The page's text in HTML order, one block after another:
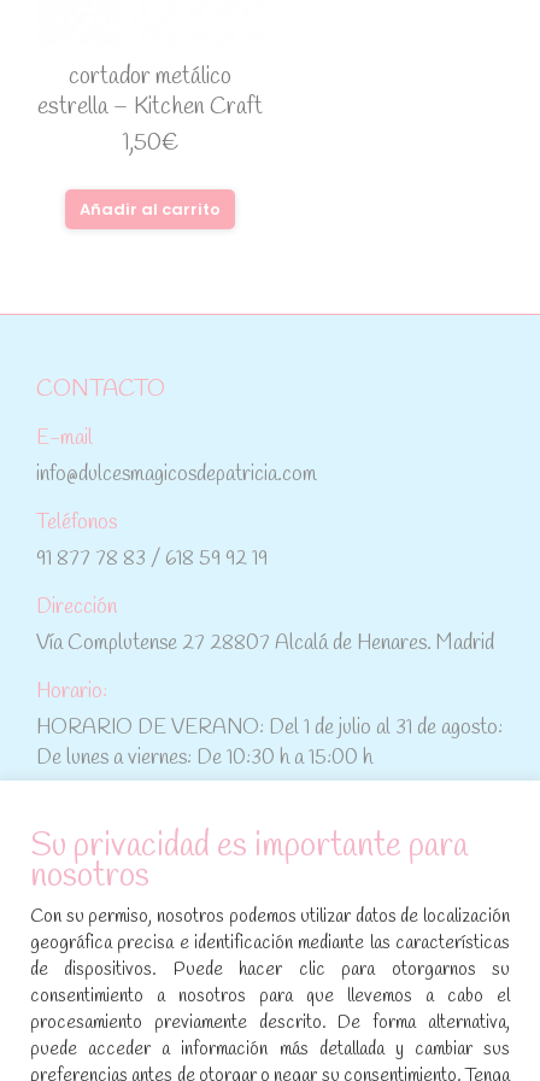
cortador metálico
estrella – Kitchen Craft
1,50€
Añadir al carrito
CONTACTO
E-mail
info@dulcesmagicosdepatricia.com
Teléfonos
91 877 78 83 / 618 59 92 19
Dirección
Vía Complutense 27 28807 Alcalá de Henares. Madrid
Horario:
HORARIO DE VERANO: Del 1 de julio al 31 de agosto:
De lunes a viernes: De 10:30 h a 15:00 h
ATENCIÓN AL CLIENTE
Condiciones de compra
Aviso legal y política de privacidad
Política de cookies
SÍGUENOS EN REDES SOCIALES
Su privacidad es importante para
nosotros
Con su permiso, nosotros podemos utilizar datos de localización
geográfica precisa e identificación mediante las características
de dispositivos. Puede hacer clic para otorgarnos su
consentimiento a nosotros para que llevemos a cabo el
procesamiento previamente descrito. De forma alternativa,
puede acceder a información más detallada y cambiar sus
preferencias antes de otorgar o negar su consentimiento. Tenga